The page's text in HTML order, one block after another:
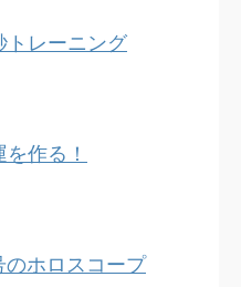
トレーニング
作る！
ホロスコープ